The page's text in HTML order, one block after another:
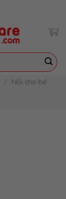
/ Nôi cho bé